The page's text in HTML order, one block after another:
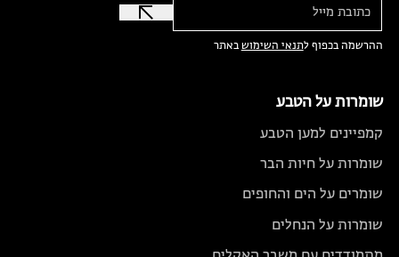
ההרשמה בכפוף לתנאי השימושבאתר
שומרות על הטבע
קמפיינים למען הטבע
שומרות על חיות הבר
שומרים על הים והחופים
שומרות על הנחלים